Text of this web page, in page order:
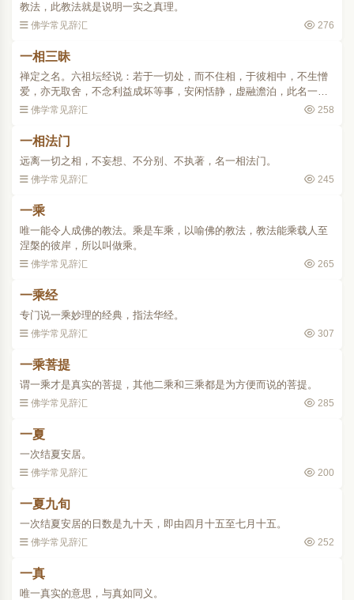
教法，此教法就是说明一实之真理。
佛学常见辞汇 276
一相三昧
禅定之名。六祖坛经说：若于一切处，而不住相，于彼相中，不生憎
爱，亦无取舍，不念利益成坏等事，安闲恬静，虚融澹泊，此名一相
三昧。
佛学常见辞汇 258
一相法门
远离一切之相，不妄想、不分别、不执著，名一相法门。
佛学常见辞汇 245
一乘
唯一能令人成佛的教法。乘是车乘，以喻佛的教法，教法能乘载人至
涅槃的彼岸，所以叫做乘。
佛学常见辞汇 265
一乘经
专门说一乘妙理的经典，指法华经。
佛学常见辞汇 307
一乘菩提
谓一乘才是真实的菩提，其他二乘和三乘都是为方便而说的菩提。
佛学常见辞汇 285
一夏
一次结夏安居。
佛学常见辞汇 200
一夏九旬
一次结夏安居的日数是九十天，即由四月十五至七月十五。
佛学常见辞汇 252
一真
唯一真实的意思，与真如同义。